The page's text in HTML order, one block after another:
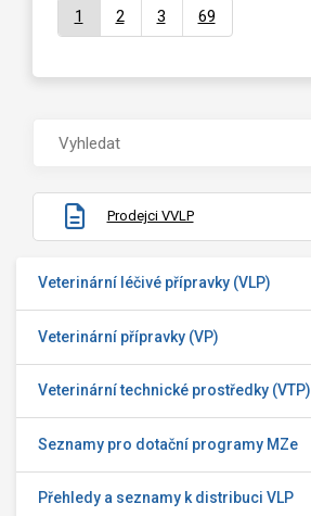
Veterinární léčivé přípravky (VLP)
Veterinární přípravky (VP)
Veterinární technické prostředky (VTP)
Seznamy pro dotační programy MZe
Přehledy a seznamy k distribuci VLP
1 2 3 69
Prodejci VVLP